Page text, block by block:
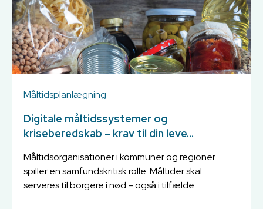
Måltidsplanlægning
Digitale måltidssystemer og
kriseberedskab – krav til din leve...
Måltidsorganisationer i kommuner og regioner
spiller en samfundskritisk rolle. Måltider skal
serveres til borgere i nød – også i tilfælde...